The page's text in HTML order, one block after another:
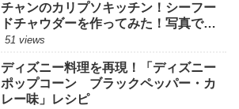
チャンのカリプソキッチン！シーフー
ドチャウダーを作ってみた！写真で解
説。
51 views
ディズニー料理を再現！「ディズニー
ポップコーン ブラックペッパー・カ
レー味」レシピ